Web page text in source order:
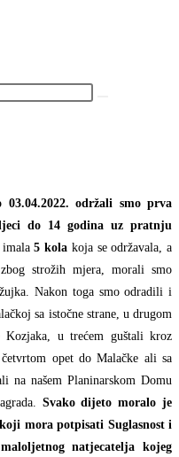
održali smo prva
do 14 godina uz pratnju
5 kola koja se održavala, a
strožih mjera, morali smo
Nakon toga smo odradili i
sa istočne strane, u drugom
u trećem guštali kroz
opet do Malačke ali sa
na našem Planinarskom Domu
Svako dijeto moralo je
mora potpisati Suglasnost i
natjecatelja kojeg